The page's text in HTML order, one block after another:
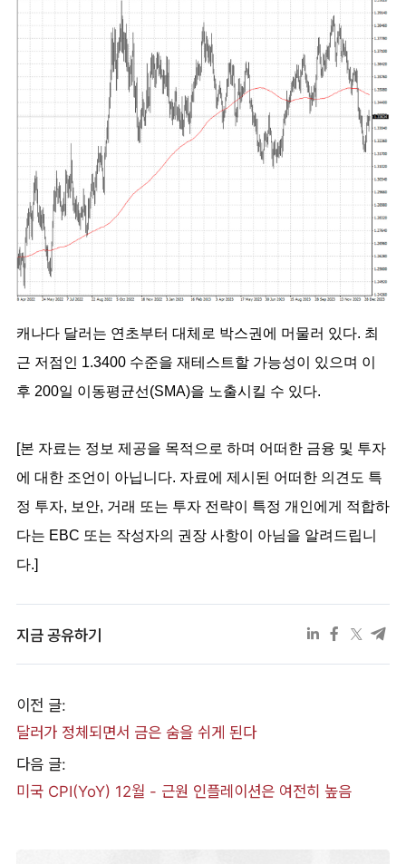
캐나다 달러는 연초부터 대체로 박스권에 머물러 있다. 최
근 저점인 1.3400 수준을 재테스트할 가능성이 있으며 이
후 200일 이동평균선(SMA)을 노출시킬 수 있다.
[본 자료는 정보 제공을 목적으로 하며 어떠한 금융 및 투자
에 대한 조언이 아닙니다. 자료에 제시된 어떠한 의견도 특
정 투자, 보안, 거래 또는 투자 전략이 특정 개인에게 적합하
다는 EBC 또는 작성자의 권장 사항이 아님을 알려드립니
다.]
지금 공유하기
이전 글:
달러가 정체되면서 금은 숨을 쉬게 된다
다음 글:
미국 CPI(YoY) 12월 - 근원 인플레이션은 여전히 ​​높음